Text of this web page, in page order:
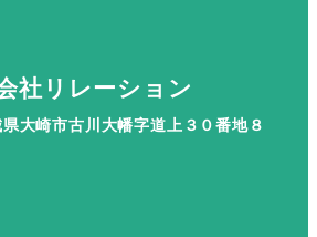
社リレーション
大崎市古川大幡字道上３０番地８